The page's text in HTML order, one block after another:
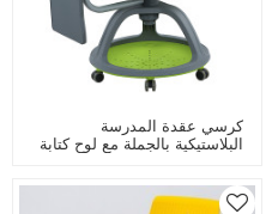
كرسي عقدة المدرسة
البلاستيكية بالجملة مع لوح كتابة